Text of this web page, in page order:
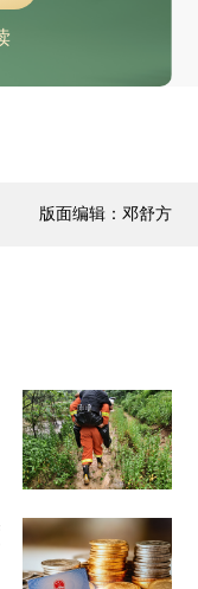
警惕盲盒卡牌“概率陷阱” 中消协发布“六一”涉儿童消费提示
国防部新闻发言人蒋斌就台湾地区领导人“5·20”讲话答记者问
部完成
？铁路部门回应
职跑网约车
版面编辑：邓舒方